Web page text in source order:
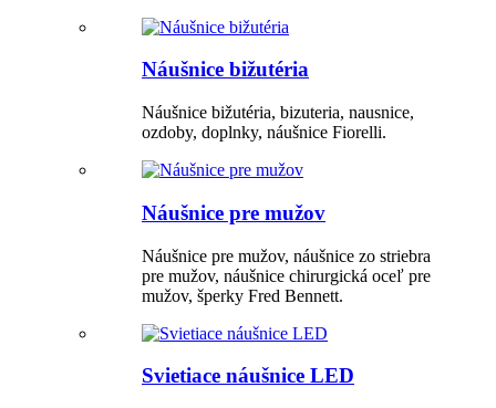
Náušnice bižutéria
Náušnice bižutéria, bizuteria, nausnice,
ozdoby, doplnky, náušnice Fiorelli.
Náušnice pre mužov
Náušnice pre mužov, náušnice zo striebra
pre mužov, náušnice chirurgická oceľ pre
mužov, šperky Fred Bennett.
Svietiace náušnice LED